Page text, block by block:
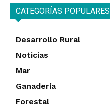
CATEGORÍAS POPULARES
Desarrollo Rural
Noticias
Mar
Ganadería
Forestal